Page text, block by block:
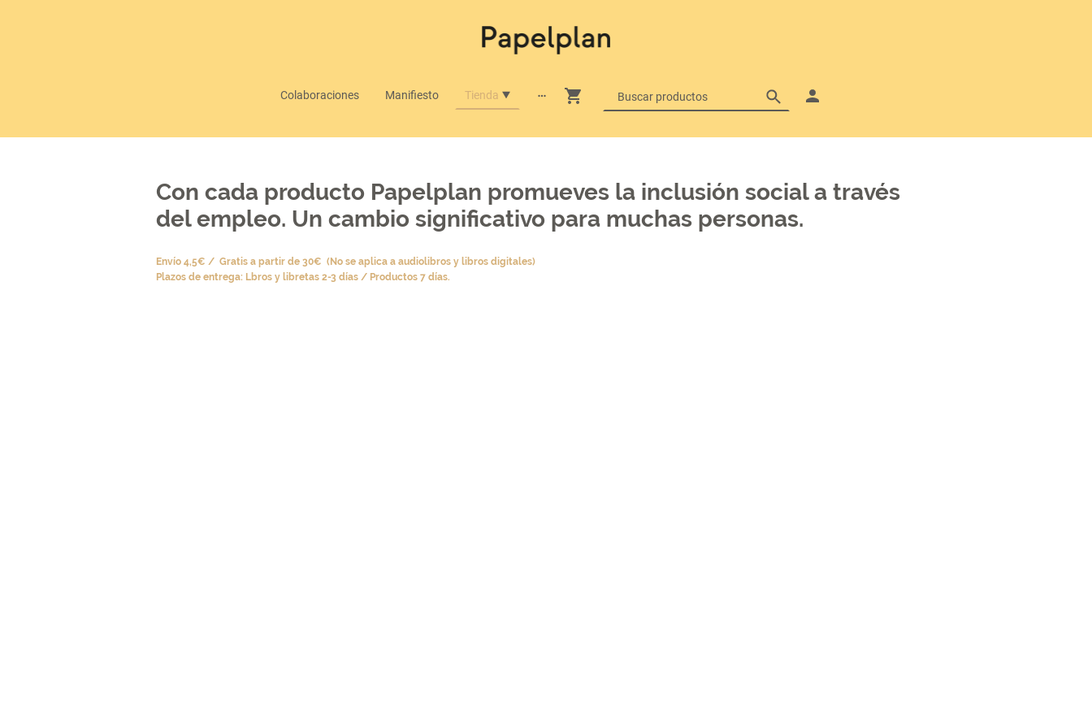
Colaboraciones Manifiesto Tienda
Con cada producto Papelplan promueves la inclusión social a través
del empleo. Un cambio significativo para muchas personas.
Envío 4,5€ / Gratis a partir de 30€ (No se aplica a audiolibros y libros digitales)
Plazos de entrega: Lbros y libretas 2-3 días / Productos 7 días.